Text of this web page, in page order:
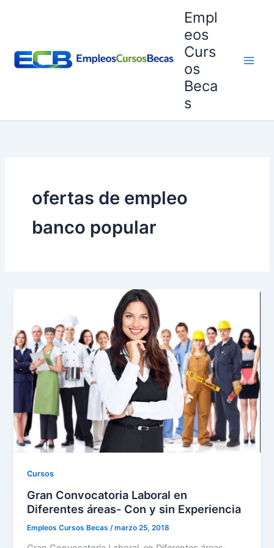
Empl
eos
Curs
os
Beca
s
ofertas de empleo
banco popular
Cursos
Gran Convocatoria Laboral en
Diferentes áreas- Con y sin Experiencia
Empleos Cursos Becas /marzo 25, 2018